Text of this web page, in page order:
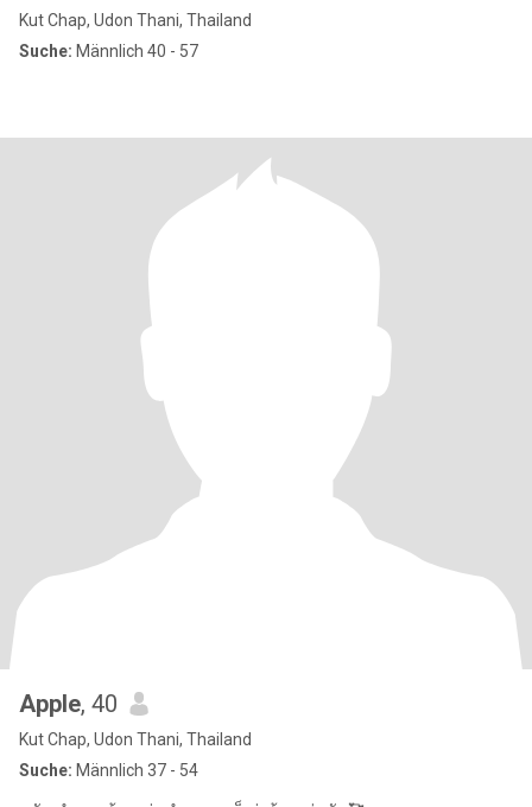
Kut Chap, Udon Thani, Thailand
Suche: Männlich 40 - 57
Apple, 40
Kut Chap, Udon Thani, Thailand
Suche: Männlich 37 - 54